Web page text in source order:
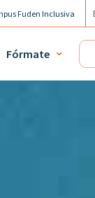
Fuden Inclusiva
Fórmate